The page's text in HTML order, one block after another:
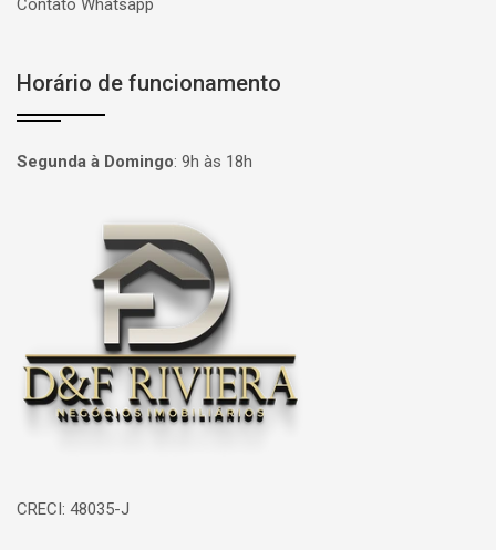
Contato Whatsapp
Horário de funcionamento
Segunda à Domingo: 9h às 18h
Página inicial
CRECI: 48035-J